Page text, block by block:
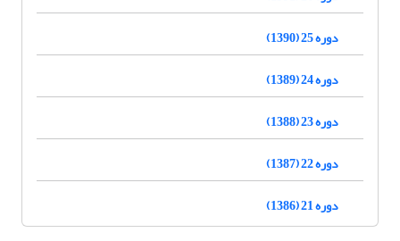
دوره 25 (1390)
دوره 24 (1389)
دوره 23 (1388)
دوره 22 (1387)
دوره 21 (1386)